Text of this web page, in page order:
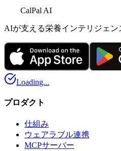
CalPal AI
AIが支える栄養インテリジェン
Loading...
プロダクト
仕組み
ウェアラブル連携
MCPサーバー